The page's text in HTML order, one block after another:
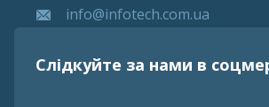
info@infotech.com.ua
Слідкуйте за нами в